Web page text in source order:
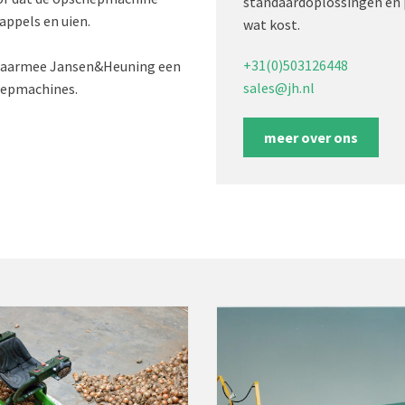
en uien.
Jansen&Heuning een
wat kost.
+31(0)503126448
sales@jh.nl
meer over ons